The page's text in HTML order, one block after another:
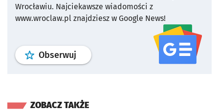
Wrocławiu. Najciekawsze wiadomości z
www.wroclaw.pl znajdziesz w Google News!
Obserwuj profil serwisu
ZOBACZ TAKŻE